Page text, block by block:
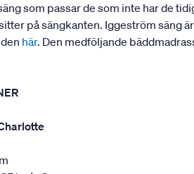
som passar de som inte har de
på sängkanten. Iggeström säng
här. Den medföljande